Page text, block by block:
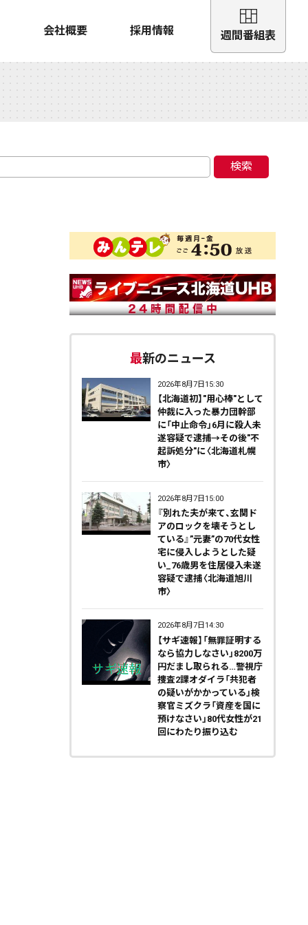
会社概要 採用情報 週間番組表
検索
最新のニュース
2026年8月7日15:30
【北海道初】"用心棒"として
仲裁に入った暴力団幹部
に「中止命令」6月に殺人未
遂容疑で逮捕→その後"不
起訴処分"に〈北海道札幌
市〉
2026年8月7日15:00
『別れた夫が来て、玄関ド
アのロックを壊そうとし
ている』”元妻”の70代女性
宅に侵入しようとした疑
い_76歳男を住居侵入未遂
容疑で逮捕〈北海道旭川
市〉
2026年8月7日14:30
【サギ速報】「無罪証明する
なら協力しなさい」8200万
円だまし取られる…警視庁
捜査2課オダイラ「共犯者
の疑いがかかっている」検
察官ミズクラ「資産を国に
預けなさい」80代女性が21
回にわたり振り込む